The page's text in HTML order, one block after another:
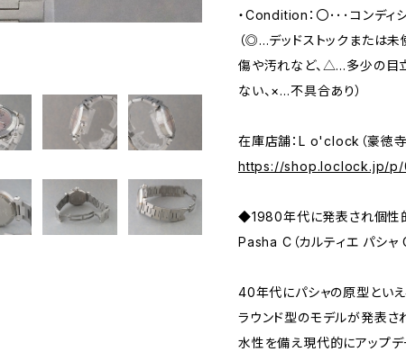
・Condition：〇･･･コンディ
（◎…デッドストックまたは
傷や汚れなど、△…多少の目
ない、×…不具合あり）
在庫店舗：L o'clock（豪徳寺
https://shop.loclock.jp/
◆1980年代に発表され個性
Pasha C（カルティエ パシャ C
40年代にパシャの原型とい
ラウンド型のモデルが発表さ
水性を備え現代的にアップデ